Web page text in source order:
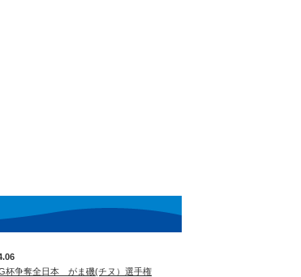
杯争奪全日本 がま磯(チヌ）選手権